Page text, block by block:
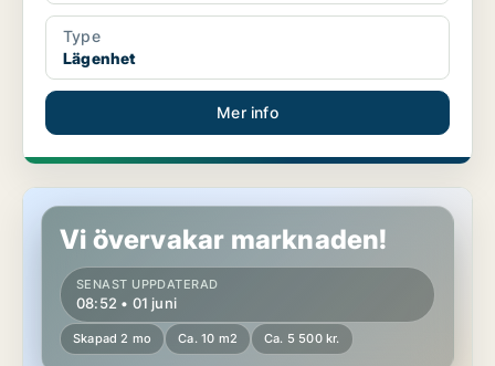
Type
Lägenhet
Mer info
Rum i Malmö
Vi övervakar marknaden!
SENAST UPPDATERAD
08:52 • 01 juni
Skapad 2 mo Ca. 10 m2 Ca. 5 500 kr.